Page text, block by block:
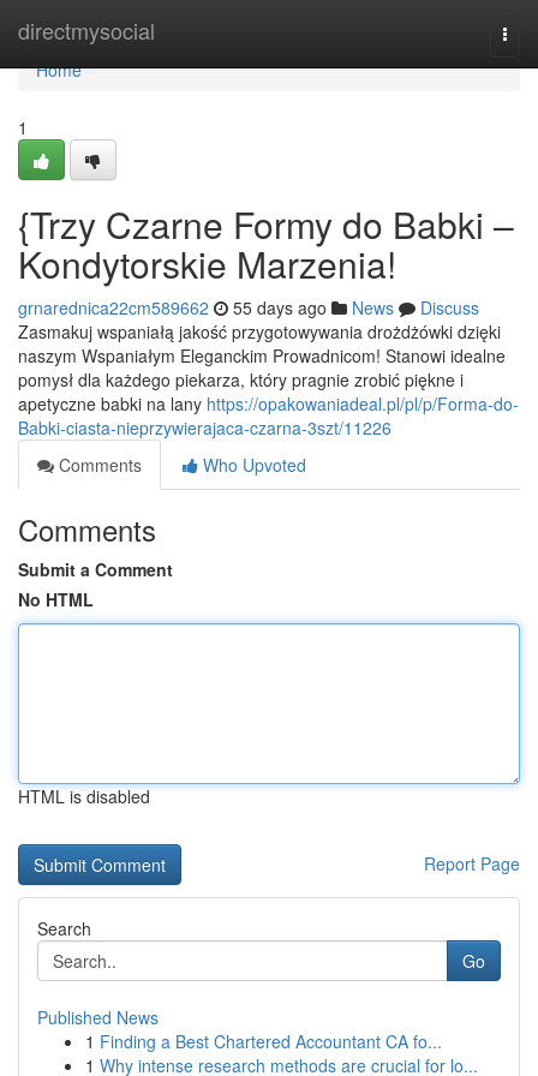
directmysocial
Home
Home
1
{Trzy Czarne Formy do Babki –
Kondytorskie Marzenia!
grnarednica22cm589662 55 days ago News
Discuss
Zasmakuj wspaniałą jakość przygotowywania drożdżówki dzięki
naszym Wspaniałym Eleganckim Prowadnicom! Stanowi idealne
pomysł dla każdego piekarza, który pragnie zrobić piękne i
apetyczne babki na lany https://opakowaniadeal.pl/pl/p/Forma-do-
Babki-ciasta-nieprzywierajaca-czarna-3szt/11226
Comments
Who Upvoted
Comments
Submit a Comment
No HTML
HTML is disabled
Report Page
Search
Go
Published News
1 Finding a Best Chartered Accountant CA fo...
1 Why intense research methods are crucial for lo...